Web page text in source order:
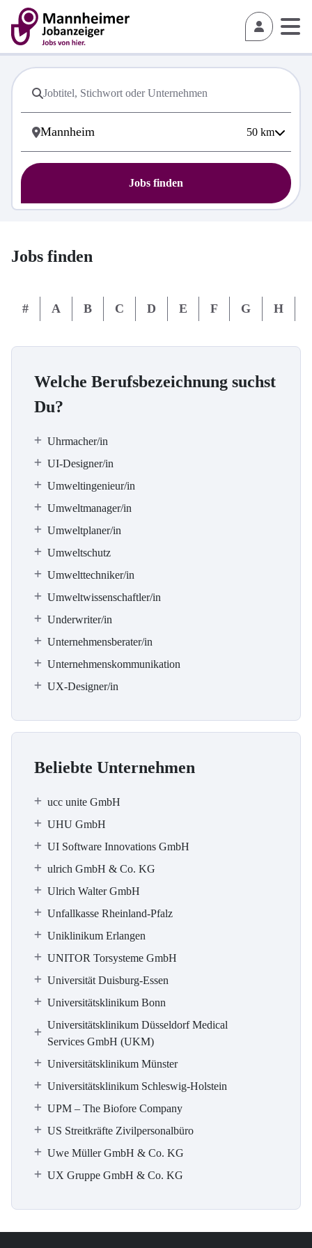
50 km
Jobs finden
Jobs finden
# A B C D E F G H
Welche Berufsbezeichnung suchst
Du?
Uhrmacher/in
UI-Designer/in
Umweltingenieur/in
Umweltmanager/in
Umweltplaner/in
Umweltschutz
Umwelttechniker/in
Umweltwissenschaftler/in
Underwriter/in
Unternehmensberater/in
Unternehmenskommunikation
UX-Designer/in
Beliebte Unternehmen
ucc unite GmbH
UHU GmbH
UI Software Innovations GmbH
ulrich GmbH & Co. KG
Ulrich Walter GmbH
Unfallkasse Rheinland-Pfalz
Uniklinikum Erlangen
UNITOR Torsysteme GmbH
Universität Duisburg-Essen
Universitätsklinikum Bonn
Universitätsklinikum Düsseldorf Medical
Services GmbH (UKM)
Universitätsklinikum Münster
Universitätsklinikum Schleswig-Holstein
UPM – The Biofore Company
US Streitkräfte Zivilpersonalbüro
Uwe Müller GmbH & Co. KG
UX Gruppe GmbH & Co. KG